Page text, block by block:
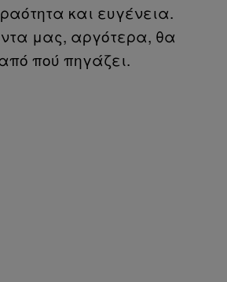
και ευγένεια.
μας, αργότερα, θα
πού πηγάζει.